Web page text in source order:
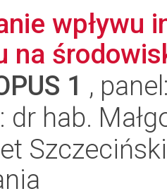
wpływu
na
1 ,
dr hab.